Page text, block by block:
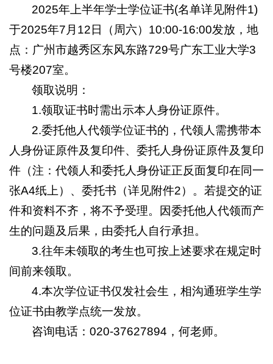
2025年上半年学士学位证书(名单详见附件1)
于2025年7月12日（周六）10:00-16:00发放，地
点：广州市越秀区东风东路729号广东工业大学3
号楼207室。
领取说明：
1.领取证书时需出示本人身份证原件。
2.委托他人代领学位证书的，代领人需携带本
人身份证原件及复印件、委托人身份证原件及复印
件（注：代领人和委托人身份证正反面复印在同一
张A4纸上）、委托书（详见附件2）。若提交的证
件和资料不齐，将不予受理。因委托他人代领而产
生的问题及后果，由委托人自行承担。
3.往年未领取的考生也可按上述要求在规定时
间前来领取。
4.本次学位证书仅发社会生，相沟通班学生学
位证书由教学点统一发放。
咨询电话：020-37627894，何老师。